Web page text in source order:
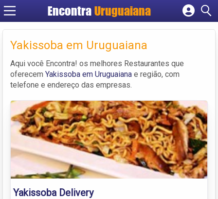
Encontra Uruguaiana
Cadastrar empresa
Criar conta
Yakissoba em Uruguaiana
Aqui você Encontra! os melhores Restaurantes que
oferecem Yakissoba em Uruguaiana e região, com
telefone e endereço das empresas.
Yakissoba Delivery